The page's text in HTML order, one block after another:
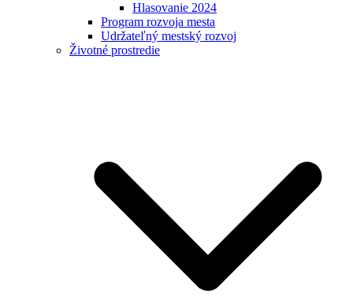
Hlasovanie 2024
Program rozvoja mesta
Udržateľný mestský rozvoj
Životné prostredie